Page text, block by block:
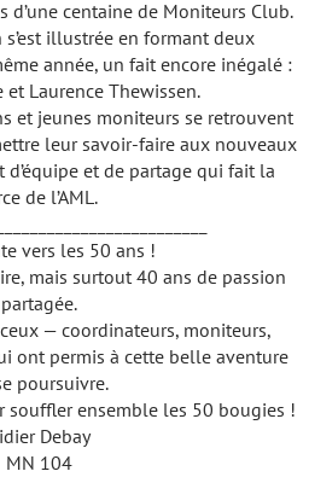
d’une centaine de Moniteurs Club.
s’est illustrée en formant deux
année, un fait encore inégalé :
et Laurence Thewissen.
et jeunes moniteurs se retrouvent
leur savoir-faire aux nouveaux
d’équipe et de partage qui fait la
de l’AML.
vers les 50 ans !
mais surtout 40 ans de passion
partagée.
— coordinateurs, moniteurs,
ont permis à cette belle aventure
poursuivre.
souffler ensemble les 50 bougies !
Debay
MN 104